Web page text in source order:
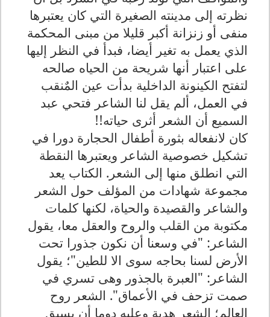
نظرته إلى مدينته الصغيرة التي كان يعتبرها
منفى أو زنزانة أكبر قليلا من مبنى المحكمة
الذي يعمل به تغير أيضا، فبدأ في النظر إليها
على اعتبار أنها شريحة من الحياه صالحه
لتفتح الكينونة الداخلية بدأت عين المٌنقب
في العمل، ألم يقل لنا الشاعر فتحي عبد
السميع أن الشعر أثرى حياته!!
كان لانفعاله بثورة أطفال الحجارة دورا في
تشكيل خصوصية الشاعر ويعتبرها النقطة
التي انطلق منها إلى الشعر. الكتاب يعد
مجموعة شهادات من المؤلف حول الشعر
والشاعر والقصيدة والحياة، لكنها كلمات
مكتوبة من القلب والروح والعقل معا، يقول
الشاعر: "في وسعنا أن نكون جذورا تحت
الأرض لسنا بحاجه سوى الا للطين"؛ يقول
الشاعر: "العبرة بالجذور وهى تسري في
صمت تزحف في الأعماق". الشعر روح
العالم؛ الشعر هدية وعليه دوما أن يسبق